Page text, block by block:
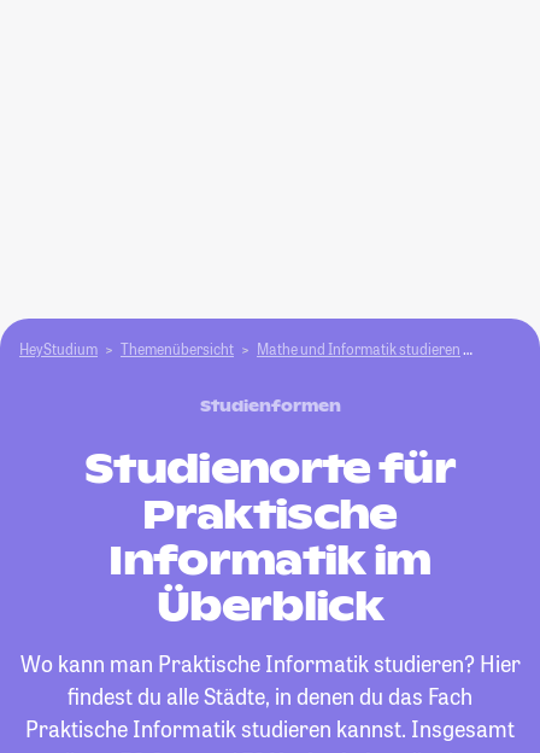
HeyStudium Themenübersicht Mathe und Informatik studieren
Studienformen
Studienorte für
Praktische
Informatik im
Überblick
Wo kann man Praktische Informatik studieren? Hier
findest du alle Städte, in denen du das Fach
Praktische Informatik studieren kannst. Insgesamt